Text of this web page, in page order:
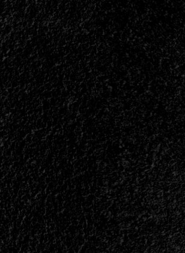
about
GodArchy
Zine
Nro.
1
–
Julio
2003